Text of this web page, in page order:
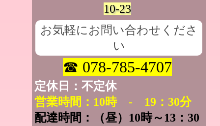
10-23
お気軽にお問い合わせくださ
い
☎ 078-785-4707
定休日：不定休
営業時間：10時 - 19：30分
配達時間：（昼）10時～13：30